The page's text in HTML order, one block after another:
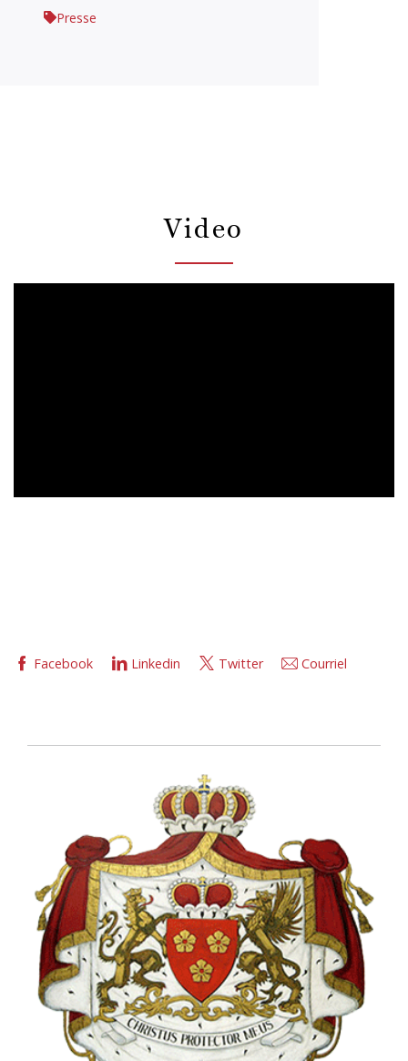
Presse
Video
Facebook Linkedin Twitter Courriel